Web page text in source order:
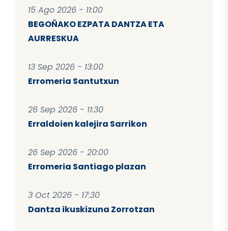
15 Ago 2026 - 11:00
BEGOÑAKO EZPATA DANTZA ETA
AURRESKUA
13 Sep 2026 - 13:00
Erromeria Santutxun
26 Sep 2026 - 11:30
Erraldoien kalejira Sarrikon
26 Sep 2026 - 20:00
Erromeria Santiago plazan
3 Oct 2026 - 17:30
Dantza ikuskizuna Zorrotzan